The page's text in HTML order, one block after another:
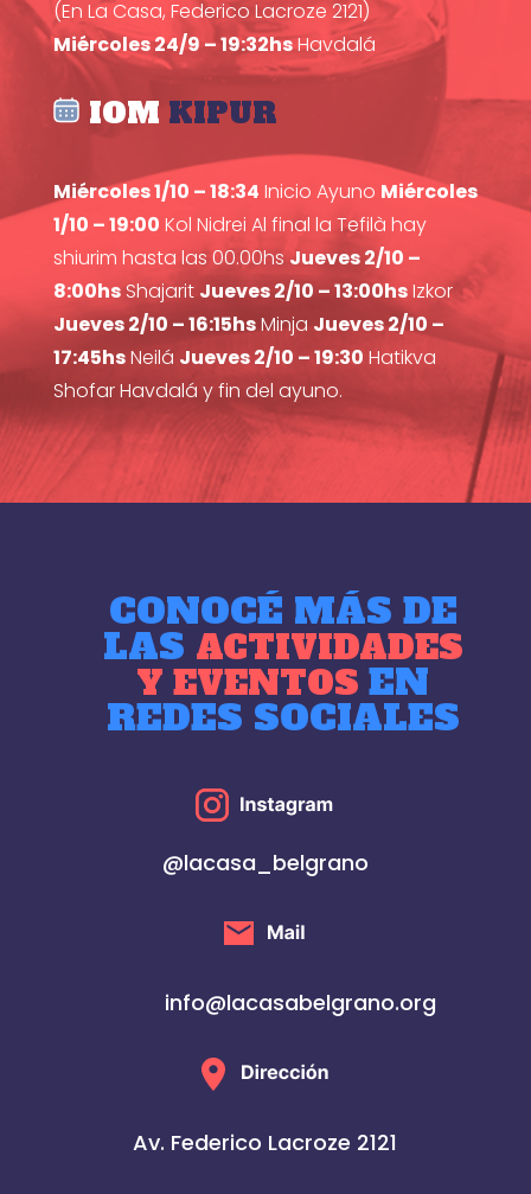
(En La Casa, Federico Lacroze 2121)
Miércoles 24/9 – 19:32hsHavdalá
IOM KIPUR
Miércoles 1/10 – 18:34 Inicio Ayuno Miércoles
1/10 – 19:00 Kol Nidrei Al final la Tefilà hay
shiurim hasta las 00.00hsJueves 2/10 –
8:00hsShajarit Jueves 2/10 – 13:00hsIzkor
Jueves 2/10 – 16:15hsMinja Jueves 2/10 –
17:45hsNeilá Jueves 2/10 – 19:30 Hatikva
Shofar Havdalá y fin del ayuno.
CONOCÉ MÁS DE
LAS ACTIVIDADES
Y EVENTOSEN
REDES SOCIALES
@lacasa_belgrano
info@lacasabelgrano.org
Av. Federico Lacroze 2121